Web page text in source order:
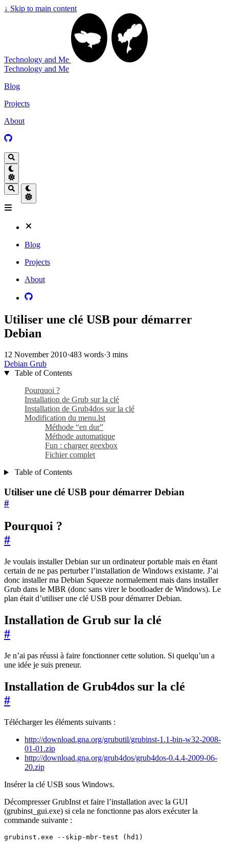
↓ Skip to main content
Technology and Me
Technology and Me
Blog
Projects
About
Blog
Projects
About
Utiliser une clé USB pour démarrer
Debian
12 November 2010·483 words·3 mins
Debian Grub
Table of Contents
Pourquoi ?
Installation de Grub sur la clé
Installation de Grub4dos sur la clé
Modification du menu.lst
Méthode “en dur”
Méthode automatique
Fun : charger geexbox
Fichier complet
Table of Contents
Utiliser une clé USB pour démarrer Debian
#
Pourquoi ?
#
Je voulais installer Debian sur un ordinateur portable mais en étant
certain de ne pas perturber l’installation de Windows existante. J’ai
donc installer ma Debian Squeeze normalement mais dans installer
Grub dans le MBR (donc sans virer le bootloader de Windows). Le
plan était d’utiliser une clé USB pour démarrer Debian.
Installation de Grub sur la clé
#
Je n’ai pas réussi à faire fonctionner cette solution. Si quelqu’un a
une idée je suis preneur.
Installation de Grub4dos sur la clé
#
Télécharger les éléments suivants :
http://download.gna.org/grubutil/grubinst-1.1-bin-w32-2008-
01-01.zip
http://download.gna.org/grub4dos/grub4dos-0.4.4-2009-06-
20.zip
Insérer la clé USB sous Windows.
Décompresser GrubInst et faire l’installation avec la GUI
(grubinst_gui.exe) si cela ne fonctionne pas alors exécuter la
commande suivante :